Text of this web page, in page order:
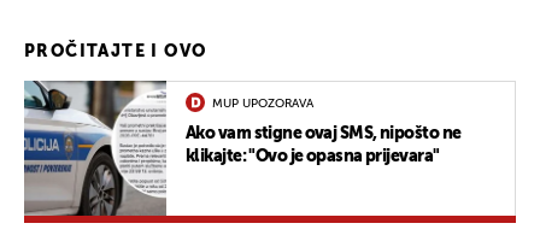
PROČITAJTE I OVO
MUP UPOZORAVA
Ako vam stigne ovaj SMS, nipošto ne
klikajte: "Ovo je opasna prijevara"